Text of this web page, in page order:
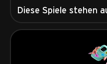
Diese Spiele stehen